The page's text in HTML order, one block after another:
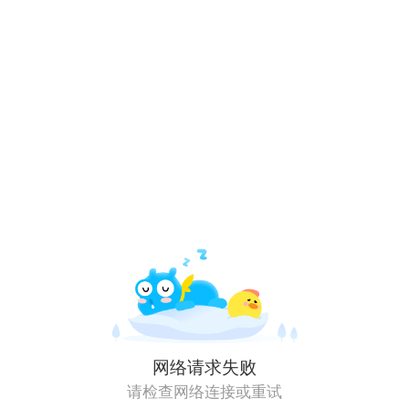
网络请求失败
请检查网络连接或重试